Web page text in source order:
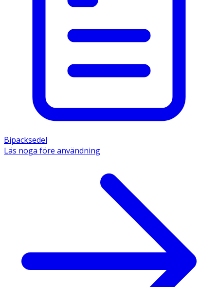
Bipacksedel
Läs noga före användning